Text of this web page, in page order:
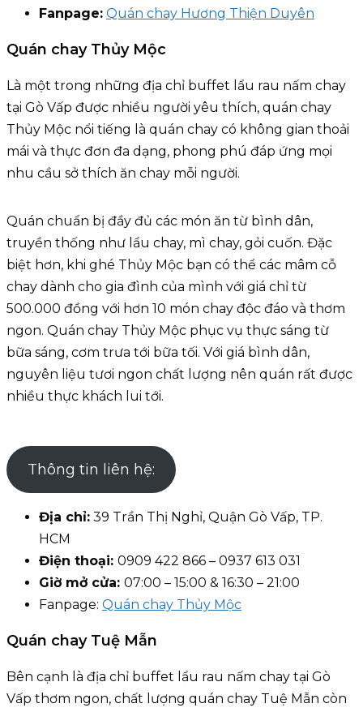
Fanpage: Quán chay Hương Thiện Duyên
Quán chay Thủy Mộc
Là một trong những địa chỉ buffet lẩu rau nấm chay
tại Gò Vấp được nhiều người yêu thích, quán chay
Thủy Mộc nổi tiếng là quán chay có không gian thoải
mái và thực đơn đa dạng, phong phú đáp ứng mọi
nhu cầu sở thích ăn chay mỗi người.
Quán chuẩn bị đầy đủ các món ăn từ bình dân,
truyền thống như lẩu chay, mì chay, gỏi cuốn. Đặc
biệt hơn, khi ghé Thủy Mộc bạn có thể các mâm cỗ
chay dành cho gia đình của mình với giá chỉ từ
500.000 đồng với hơn 10 món chay độc đáo và thơm
ngon. Quán chay Thủy Mộc phục vụ thực sáng từ
bữa sáng, cơm trưa tới bữa tối. Với giá bình dân,
nguyên liệu tươi ngon chất lượng nên quán rất được
nhiều thực khách lui tới.
Thông tin liên hệ:
Địa chỉ: 39 Trần Thị Nghỉ, Quận Gò Vấp, TP.
HCM
Điện thoại: 0909 422 866 – 0937 613 031
Giờ mở cửa: 07:00 – 15:00 & 16:30 – 21:00
Fanpage: Quán chay Thủy Mộc
Quán chay Tuệ Mẫn
Bên cạnh là địa chỉ buffet lẩu rau nấm chay tại Gò
Vấp thơm ngon, chất lượng quán chay Tuệ Mẫn còn